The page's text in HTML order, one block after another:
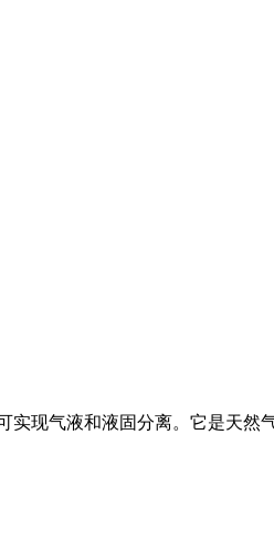
现气液和液固分离。它是天然